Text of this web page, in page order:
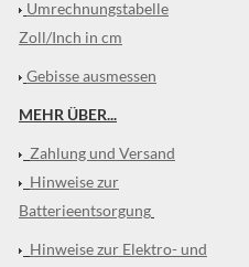
Umrechnungstabelle
Zoll/Inch in cm
Gebisse ausmessen
MEHR ÜBER...
Zahlung und Versand
Hinweise zur
Batterieentsorgung
Hinweise zur Elektro- und